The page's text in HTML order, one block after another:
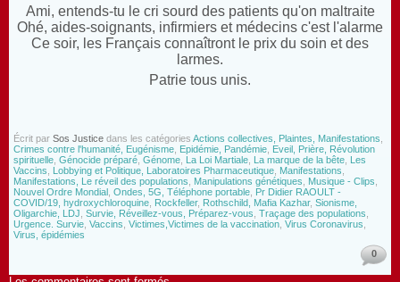
Ami, entends-tu le cri sourd des patients qu'on maltraite
Ohé, aides-soignants, infirmiers et médecins c'est l'alarme
Ce soir, les Français connaîtront le prix du soin et des
larmes.
Patrie tous unis.
Écrit par Sos Justice dans les catégories Actions collectives, Plaintes, Manifestations
Crimes contre l'humanité, Eugénisme
Epidémie, Pandémie
Eveil, Prière, Révolution
spirituelle Génocide préparé Génome La Loi Martiale La marque de la bête
Les
Vaccins
Lobbying et Politique, Laboratoires Pharmaceutique Manifestations
Manifestations, Le réveil des populations
Manipulations génétiques Musique - Clips
Nouvel Ordre Mondial
Ondes, 5G, Téléphone portable
Pr Didier RAOULT -
COVID/19, hydroxychloroquine
Rockfeller, Rothschild, Mafia Kazhar, Sionisme,
Oligarchie, LDJ Survie, Réveillez-vous, Préparez-vous Traçage des populations
Urgence. Survie Vaccins Victimes,Victimes de la vaccination Virus Coronavirus
Virus, épidémies
0